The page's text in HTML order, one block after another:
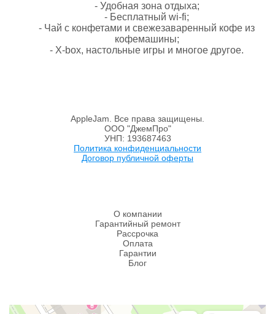
- Удобная зона отдыха;
- Бесплатный wi-fi;
- Чай с конфетами и свежезаваренный кофе из
кофемашины;
- X-box, настольные игры и многое другое.
AppleJam. Все права защищены.
ООО "ДжемПро"
УНП: 193687463
Политика конфиденциальности
Договор публичной оферты
О компании
Гарантийный ремонт
Рассрочка
Оплата
Гарантии
Блог